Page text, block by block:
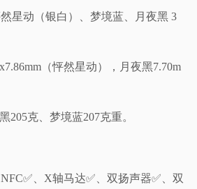
然星动（银白）、梦境蓝、月夜黑 3
（怦然星动），月夜黑7.70m
205克、梦境蓝207克重。
、X轴马达✅️、双扬声器✅️、双